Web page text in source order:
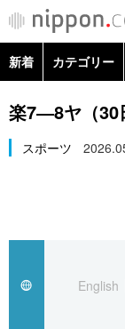
新着 カテゴリー
政治・外交
経済・ビジネス
社会
文化
楽7―8ヤ（
スポーツ
English